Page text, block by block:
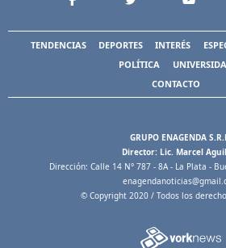
TENDENCIAS DEPORTES INTERÉS
POLÍTICA
CONTACTO
GRUPO ENAGENDA
Director: Lic. Marcel
Dirección: Calle 14 N° 787 - 8A - La Plata -
© Copyright 2020 / Todos los